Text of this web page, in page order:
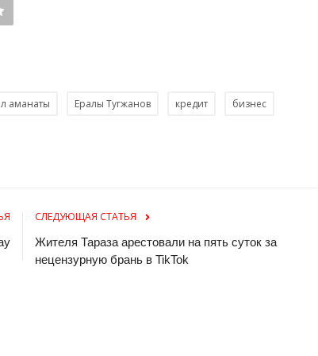
аманаты Ералы Тугжанов кредит бизнес
СЛЕДУЮЩАЯ СТАТЬЯ
Жителя Тараза арестовали на пять суток за
нецензурную брань в TikTok